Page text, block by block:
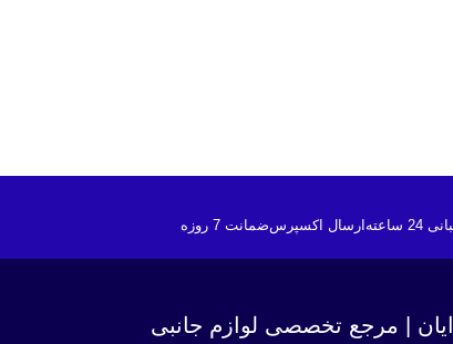
ساعته ارسال اکسپرسضمانت 7 روزه
| مرجع تخصصی لوازم جانبی